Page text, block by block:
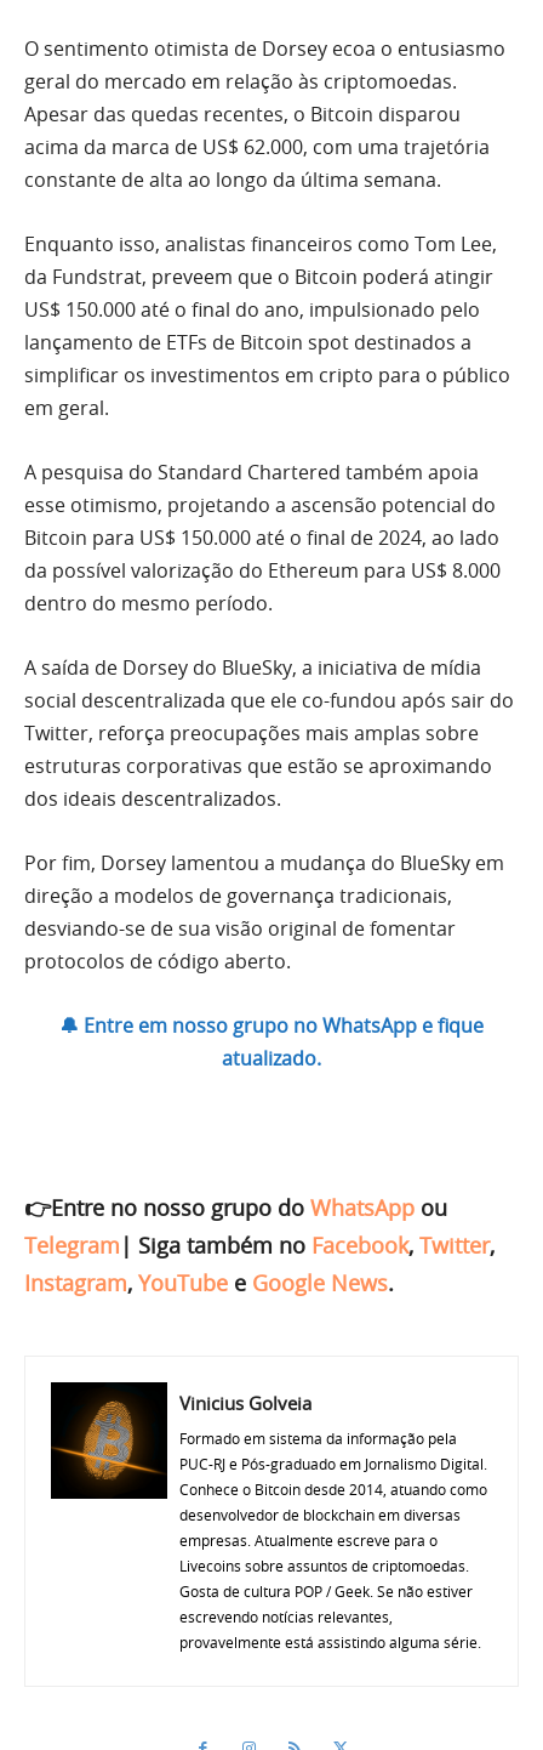
O sentimento otimista de Dorsey ecoa o entusiasmo
geral do mercado em relação às criptomoedas.
Apesar das quedas recentes, o Bitcoin disparou
acima da marca de US$ 62.000, com uma trajetória
constante de alta ao longo da última semana.
Enquanto isso, analistas financeiros como Tom Lee,
da Fundstrat, preveem que o Bitcoin poderá atingir
US$ 150.000 até o final do ano, impulsionado pelo
lançamento de ETFs de Bitcoin spot destinados a
simplificar os investimentos em cripto para o público
em geral.
A pesquisa do Standard Chartered também apoia
esse otimismo, projetando a ascensão potencial do
Bitcoin para US$ 150.000 até o final de 2024, ao lado
da possível valorização do Ethereum para US$ 8.000
dentro do mesmo período.
A saída de Dorsey do BlueSky, a iniciativa de mídia
social descentralizada que ele co-fundou após sair do
Twitter, reforça preocupações mais amplas sobre
estruturas corporativas que estão se aproximando
dos ideais descentralizados.
Por fim, Dorsey lamentou a mudança do BlueSky em
direção a modelos de governança tradicionais,
desviando-se de sua visão original de fomentar
protocolos de código aberto.
🔔 Entre em nosso grupo no WhatsApp e fique
atualizado.
👉Entre no nosso grupo do WhatsApp ou
Telegram | Siga também no Facebook, Twitter,
Instagram, YouTube e Google News.
Vinicius Golveia
Formado em sistema da informação pela
PUC-RJ e Pós-graduado em Jornalismo Digital.
Conhece o Bitcoin desde 2014, atuando como
desenvolvedor de blockchain em diversas
empresas. Atualmente escreve para o
Livecoins sobre assuntos de criptomoedas.
Gosta de cultura POP / Geek. Se não estiver
escrevendo notícias relevantes,
provavelmente está assistindo alguma série.